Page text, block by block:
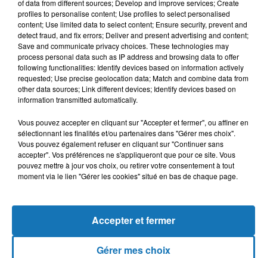
Série« Cultivons notre jardin »
Une création éditoriale et sonore sous la direction deLatifa
LouchampourRadio France Maghreb 2.
Une exploration de l’écologie humaine et du quotidien, à hauteur
d’homme et de territoire.
À découvrir prochainement : les voix de celles et ceux qui
Méditerranée.
Latifa Loucham et Tarek Mami
of data from different sources; Develop and improve services; Create
profiles to personalise content; Use profiles to select personalised
content; Use limited data to select content; Ensure security, prevent and
detect fraud, and fix errors; Deliver and present advertising and content;
Save and communicate privacy choices. These technologies may
process personal data such as IP address and browsing data to offer
following functionalities: Identify devices based on information actively
requested; Use precise geolocation data; Match and combine data from
other data sources; Link different devices; Identify devices based on
information transmitted automatically.
Vous pouvez accepter en cliquant sur "Accepter et fermer", ou affiner en
sélectionnant les finalités et/ou partenaires dans "Gérer mes choix".
Vous pouvez également refuser en cliquant sur "Continuer sans
accepter". Vos préférences ne s'appliqueront que pour ce site. Vous
pouvez mettre à jour vos choix, ou retirer votre consentement à tout
moment via le lien "Gérer les cookies" situé en bas de chaque page.
Gérer mes choix
Accepter et fermer